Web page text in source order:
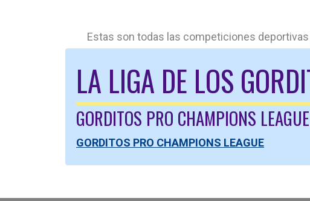
Estas son todas las competiciones
LA LIGA DE LOS
GORDITOS PRO CHAMPIONS LEAGUE
GORDITOS PRO CHAMPIONS LEAGUE